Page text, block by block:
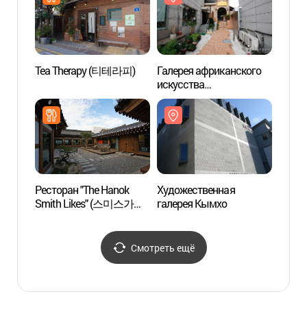
Tea Therapy (티테라피)
Галерея африканского
искусства
(아프리카미술관)
Ресторан "The Hanok
Smith Likes" (스미스가
Художественная
галерея Кымхо
Смотреть ещё